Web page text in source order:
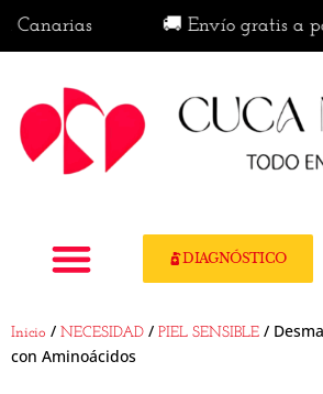
🚚 Envío gratis a partir
DIAGNÓSTICO
Inicio / NECESIDAD / PIEL SENSIBLE /
con Aminoácidos